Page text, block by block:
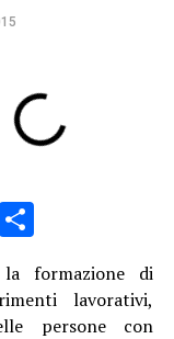
Condividi
la formazione di
lavorativi,
persone con